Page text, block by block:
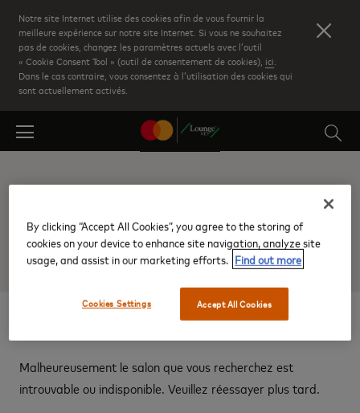
Skip
to
main
content
Notre site Internet utilise des cookies afin de vous fournir la
meilleure expérience sur notre site Internet. Si vous ne souhaitez
pas de cookies, changez les paramètres actuels avec l’outil
« Cookie Consent Tool » (outil de consentement de cookies), ici
Dans le cas contraire, vous consentez à l’utilisation des cookies qui
sont actuellement activés.
Désolés!
Le salon recherché est introuvable.
Malheureusement le salon que vous recherchez est
introuvable ou indisponible. Veuillez réessayer plus tard.
By clicking “Accept All Cookies”, you agree to the storing of
cookies on your device to enhance site navigation, analyze site
usage, and assist in our marketing efforts. Find out more
Accept All Cookies
Cookies Settings